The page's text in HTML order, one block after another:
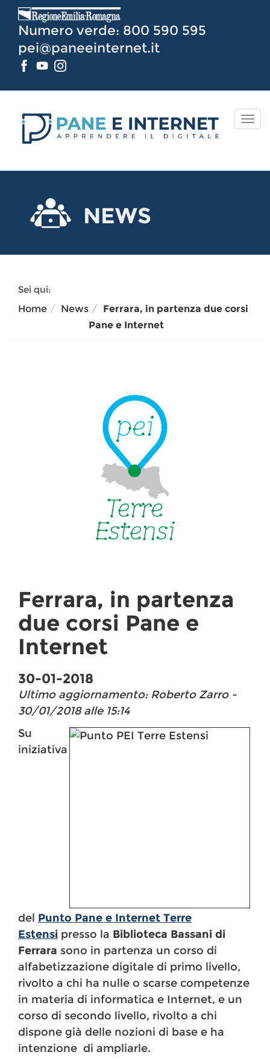
Contenuto
Numero verde: 800 590 595
pei@paneeinternet.it
NEWS
Sei qui:
Home
News
Ferrara, in partenza due corsi
Pane e Internet
Ferrara, in partenza
due corsi Pane e
Internet
30-01-2018
Ultimo aggiornamento: Roberto Zarro -
30/01/2018 alle 15:14
Su
iniziativa
del Punto Pane e Internet Terre
Estensi presso la Biblioteca Bassani di
Ferrara sono in partenza un corso di
alfabetizzazione digitale di primo livello,
rivolto a chi ha nulle o scarse competenze
in materia di informatica e Internet, e un
corso di secondo livello, rivolto a chi
dispone già delle nozioni di base e ha
intenzione di ampliarle.